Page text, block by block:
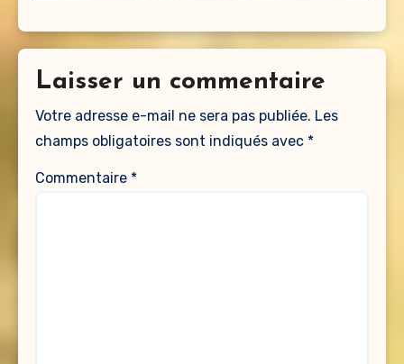
Laisser un commentaire
Votre adresse e-mail ne sera pas publiée. Les
champs obligatoires sont indiqués avec *
Commentaire *